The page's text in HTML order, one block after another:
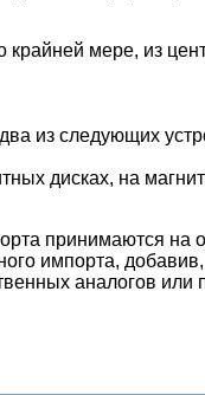
мере, из
следующих
дисках, на
принимаются на
импорта,
аналогов